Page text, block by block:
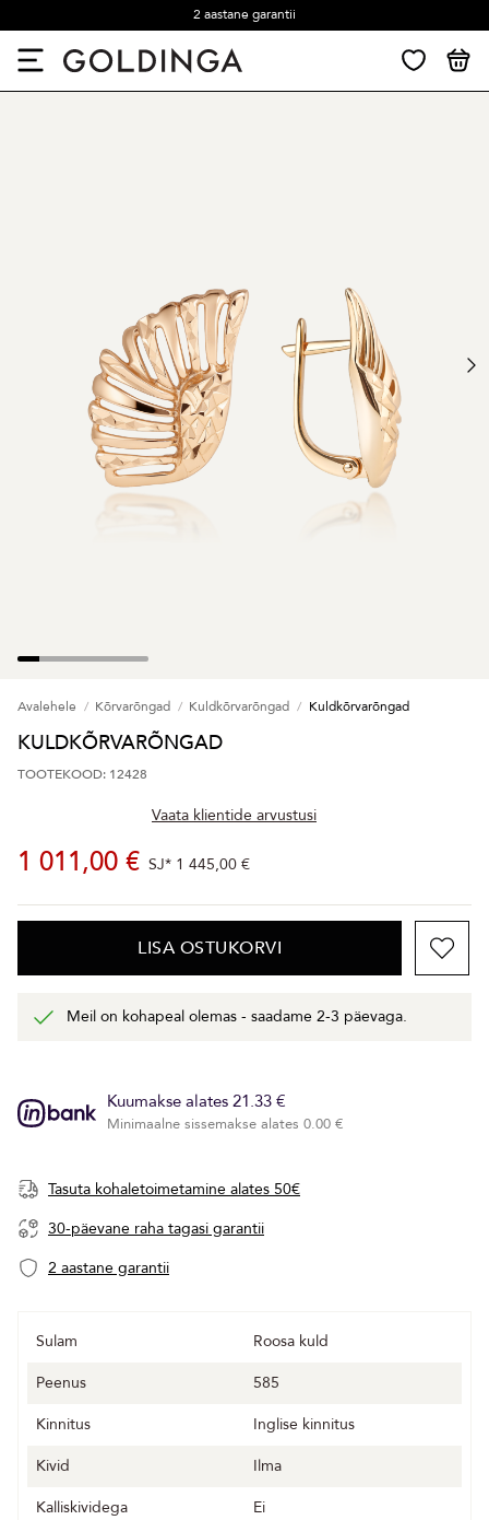
2 aastane garantii
Avalehele Kõrvarõngad Kuldkõrvarõngad Kuldkõrvarõngad
KULDKÕRVARÕNGAD
TOOTEKOOD: 12428
Vaata klientide arvustusi
1 011,00 € SJ* 1 445,00 €
LISA OSTUKORVI
Meil on kohapeal olemas - saadame 2-3 päevaga.
Kuumakse alates 21.33 €
Minimaalne sissemakse alates 0.00 €
Tasuta kohaletoimetamine alates 50€
30-päevane raha tagasi garantii
2 aastane garantii
Sulam
Roosa kuld
Peenus
585
Kinnitus
Inglise kinnitus
Kivid
Ilma
Kalliskividega
Ei